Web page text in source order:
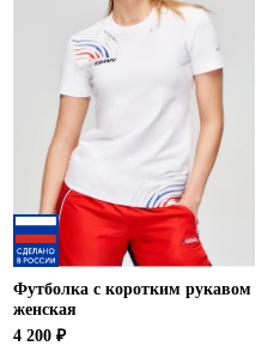
Футболка с коротким рукавом
женская
4 200 ₽